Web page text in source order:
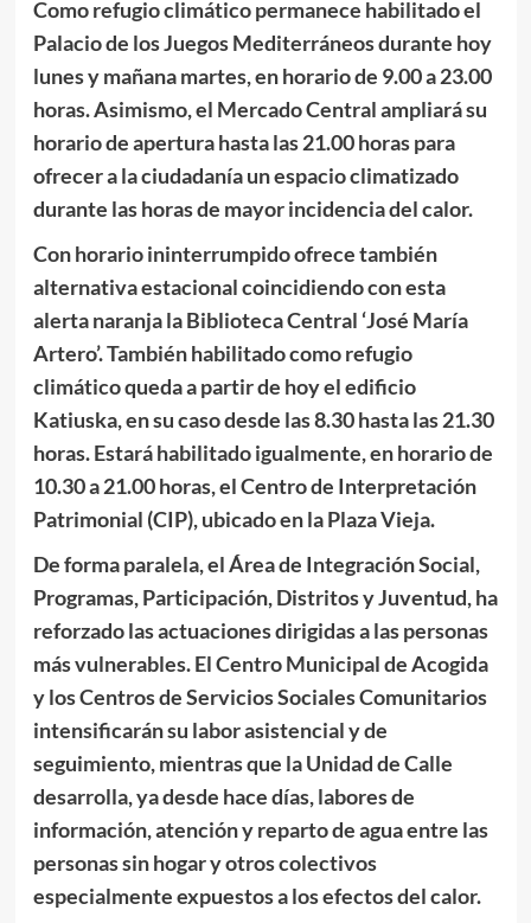
Como refugio climático permanece habilitado el
Palacio de los Juegos Mediterráneos durante hoy
lunes y mañana martes, en horario de 9.00 a 23.00
horas. Asimismo, el Mercado Central ampliará su
horario de apertura hasta las 21.00 horas para
ofrecer a la ciudadanía un espacio climatizado
durante las horas de mayor incidencia del calor.
Con horario ininterrumpido ofrece también
alternativa estacional coincidiendo con esta
alerta naranja la Biblioteca Central ‘José María
Artero’. También habilitado como refugio
climático queda a partir de hoy el edificio
Katiuska, en su caso desde las 8.30 hasta las 21.30
horas. Estará habilitado igualmente, en horario de
10.30 a 21.00 horas, el Centro de Interpretación
Patrimonial (CIP), ubicado en la Plaza Vieja.
De forma paralela, el Área de Integración Social,
Programas, Participación, Distritos y Juventud, ha
reforzado las actuaciones dirigidas a las personas
más vulnerables. El Centro Municipal de Acogida
y los Centros de Servicios Sociales Comunitarios
intensificarán su labor asistencial y de
seguimiento, mientras que la Unidad de Calle
desarrolla, ya desde hace días, labores de
información, atención y reparto de agua entre las
personas sin hogar y otros colectivos
especialmente expuestos a los efectos del calor.